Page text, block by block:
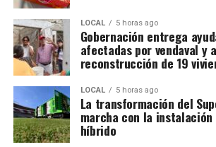
LOCAL 5 horas ago
Gobernación entrega
afectadas por vendaval y
reconstrucción de 19
LOCAL 5 horas ago
La transformación del
marcha con la instalación
híbrido